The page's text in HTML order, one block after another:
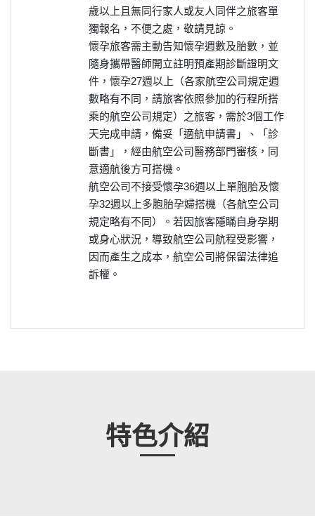
歲以上且無同行家人或友人同伴之旅客單
獨報名，不便之處，敬請見諒。
懷孕旅客需主動告知懷孕週數及胎數，並
隨身攜帶醫師開立註明預產期診斷證明文
件，懷孕27週以上（各家航空公司規定週
數略有不同，請旅客依照參加的行程所搭
乘的航空公司規定）之旅客，需於3個工作
天完成申請，備妥「適航申請書」、「診
斷書」，經由航空公司醫務部門審核，同
意適航後方可搭機。
航空公司不接受懷孕36週以上單胞胎及懷
孕32週以上多胞胎孕婦搭機（各航空公司
規定略有不同）。若因旅客隱瞞自身孕期
或身心狀況，導致航空公司航程受影響，
因而產生之成本，航空公司將保留法律追
訴權。
特色介紹